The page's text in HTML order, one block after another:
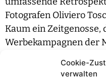
Cookie-
verwalten
Fotografen Oliviero
Kaum ein Zeitgenosse,
Werbekampagnen der
sind Fotografien, die